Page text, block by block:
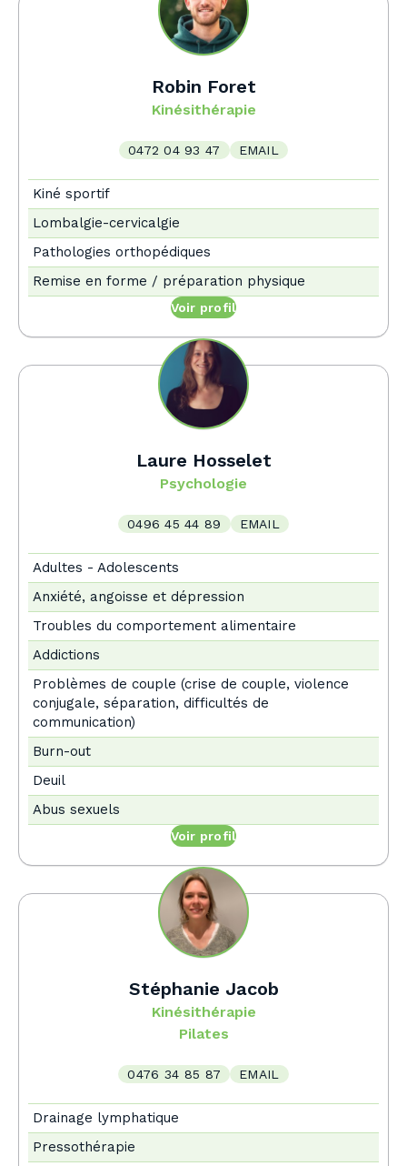
Robin Foret
Kinésithérapie
0472 04 93 47 EMAIL
Kiné sportif
Lombalgie-cervicalgie
Pathologies orthopédiques
Remise en forme / préparation physique
Voir profil
Laure Hosselet
Psychologie
0496 45 44 89 EMAIL
Adultes - Adolescents
Anxiété, angoisse et dépression
Troubles du comportement alimentaire
Addictions
Problèmes de couple (crise de couple, violence
conjugale, séparation, difficultés de
communication)
Burn-out
Deuil
Abus sexuels
Voir profil
Stéphanie Jacob
Kinésithérapie
Pilates
0476 34 85 87 EMAIL
Drainage lymphatique
Pressothérapie